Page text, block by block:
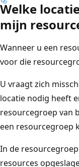
Welke
mijn
Wanneer u een
voor die
U vraagt zich
locatie nodig heeft
resourcegroep van
een resourcegroep
In de
resources